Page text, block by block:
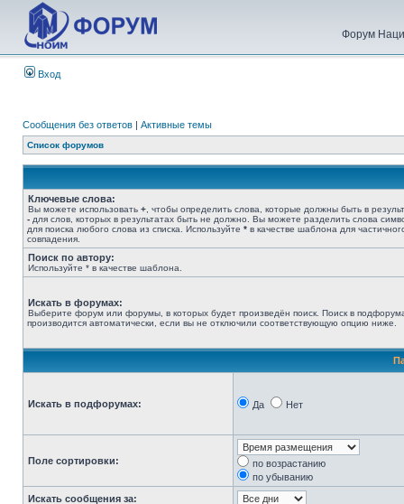
Форум
Вход
Сообщения без ответов | Активные темы
Список форумов
Ключевые слова:
Вы можете использовать + , чтобы определить слова, которые должны быть в
- для слов, которых в результатах быть не должно. Вы можете разделить слова
для поиска любого слова из списка. Используйте * в качестве шаблона для
совпадения.
Поиск по автору:
Используйте * в качестве шаблона.
Искать в форумах:
Выберите форум или форумы, в которых будет произведён поиск. Поиск в
производится автоматически, если вы не отключили соответствующую опцию ниже.
Искать в подфорумах: Да Нет
Поле сортировки:
по возрастанию
по убыванию
Искать сообщения за: